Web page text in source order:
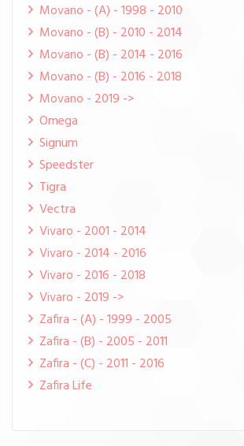
Movano - (A) - 1998 - 2010
Movano - (B) - 2010 - 2014
Movano - (B) - 2014 - 2016
Movano - (B) - 2016 - 2018
Movano - 2019 ->
Omega
Signum
Speedster
Tigra
Vectra
Vivaro - 2001 - 2014
Vivaro - 2014 - 2016
Vivaro - 2016 - 2018
Vivaro - 2019 ->
Zafira - (A) - 1999 - 2005
Zafira - (B) - 2005 - 2011
Zafira - (C) - 2011 - 2016
Zafira Life